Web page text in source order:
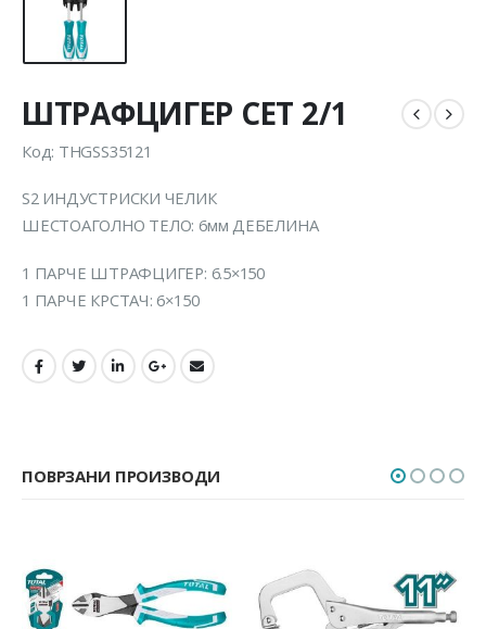
ШТРАФЦИГЕР СЕТ 2/1
Код: THGSS35121
S2 ИНДУСТРИСКИ ЧЕЛИК
ШЕСТОАГОЛНО ТЕЛО: 6мм ДЕБЕЛИНА
1 ПАРЧЕ ШТРАФЦИГЕР: 6.5×150
1 ПАРЧЕ КРСТАЧ: 6×150
ПОВРЗАНИ ПРОИЗВОДИ